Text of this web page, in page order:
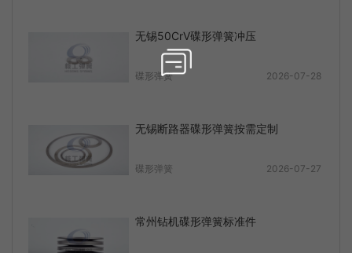
无锡50CrV碟形弹簧冲压
碟形弹簧 2026-07-28
无锡断路器碟形弹簧按需定制
碟形弹簧 2026-07-27
常州钻机碟形弹簧标准件